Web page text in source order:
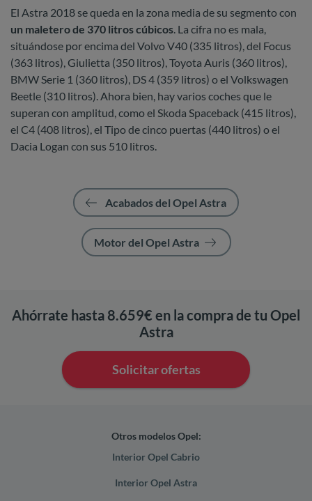
El Astra 2018 se queda en la zona media de su segmento con
un maletero de 370 litros cúbicos. La cifra no es mala,
situándose por encima del Volvo V40 (335 litros), del Focus
(363 litros), Giulietta (350 litros), Toyota Auris (360 litros),
BMW Serie 1 (360 litros), DS 4 (359 litros) o el Volkswagen
Beetle (310 litros). Ahora bien, hay varios coches que le
superan con amplitud, como el Skoda Spaceback (415 litros),
el C4 (408 litros), el Tipo de cinco puertas (440 litros) o el
Dacia Logan con sus 510 litros.
Acabados del Opel Astra
Motor del Opel Astra
Ahórrate hasta 8.659€ en la compra de tu Opel
Astra
Solicitar ofertas
Otros modelos Opel:
Interior Opel Cabrio
Interior Opel Astra